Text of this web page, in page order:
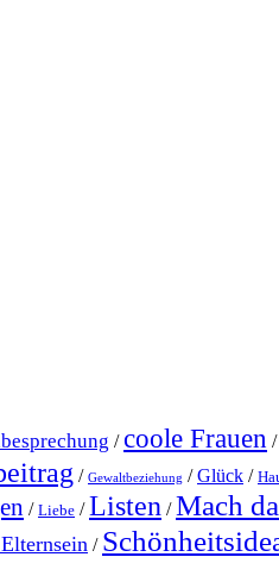
/coole Frauen /
/ Gewaltbeziehung /Glück /
/ Liebe /Listen /Mach
/